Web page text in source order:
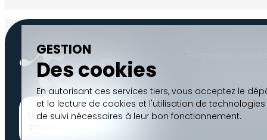
Blog
Contact
GESTION
Des cookies
En autorisant ces services tiers, vous acceptez le
et la lecture de cookies et l'utilisation de technologies
de suivi nécessaires à leur bon fonctionnement.